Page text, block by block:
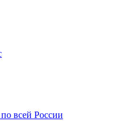
всей России